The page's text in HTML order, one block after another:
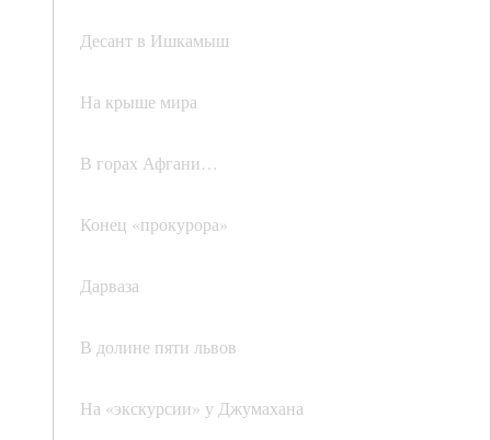
Десант в Ишкамыш
На крыше мира
В горах Афгани…
Конец «прокурора»
Дарваза
В долине пяти львов
На «экскурсии» у Джумахана